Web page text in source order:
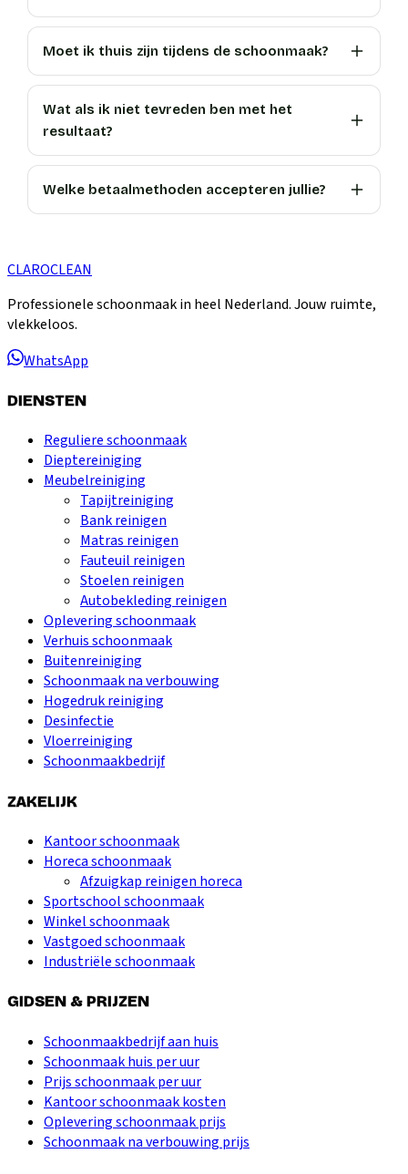
Moet ik thuis zijn tijdens de schoonmaak?
Wat als ik niet tevreden ben met het
resultaat?
Welke betaalmethoden accepteren jullie?
CLAROCLEAN
Professionele schoonmaak in heel Nederland. Jouw ruimte,
vlekkeloos.
WhatsApp
DIENSTEN
Reguliere schoonmaak
Dieptereiniging
Meubelreiniging
Tapijtreiniging
Bank reinigen
Matras reinigen
Fauteuil reinigen
Stoelen reinigen
Autobekleding reinigen
Oplevering schoonmaak
Verhuis schoonmaak
Buitenreiniging
Schoonmaak na verbouwing
Hogedruk reiniging
Desinfectie
Vloerreiniging
Schoonmaakbedrijf
ZAKELIJK
Kantoor schoonmaak
Horeca schoonmaak
Afzuigkap reinigen horeca
Sportschool schoonmaak
Winkel schoonmaak
Vastgoed schoonmaak
Industriële schoonmaak
GIDSEN & PRIJZEN
Schoonmaakbedrijf aan huis
Schoonmaak huis per uur
Prijs schoonmaak per uur
Kantoor schoonmaak kosten
Oplevering schoonmaak prijs
Schoonmaak na verbouwing prijs